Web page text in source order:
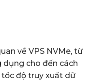
về VPS NVMe, từ
dụng cho đến cách
tốc độ truy xuất dữ